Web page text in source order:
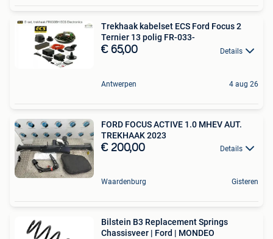
Trekhaak kabelset ECS Ford Focus 2
Ternier 13 polig FR-033-
€ 65,00 Details
Antwerpen 4 aug 26
FORD FOCUS ACTIVE 1.0 MHEV AUT.
TREKHAAK 2023
€ 200,00 Details
Waardenburg Gisteren
Bilstein B3 Replacement Springs
Chassisveer | Ford | MONDEO